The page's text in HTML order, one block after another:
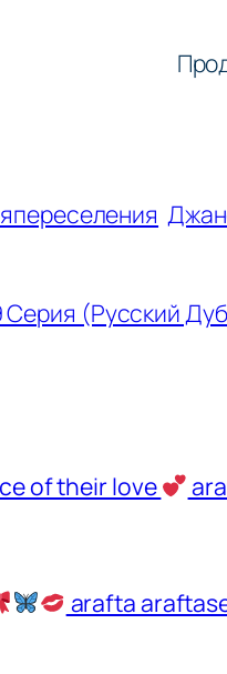
(Русский
of their love
arafta